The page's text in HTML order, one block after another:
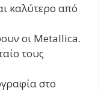
καλύτερο από
οι Metallica.
τους
στο